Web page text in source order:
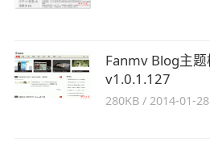
Fanmv Blog主
v1.0.1.127
280KB /2014-01-28